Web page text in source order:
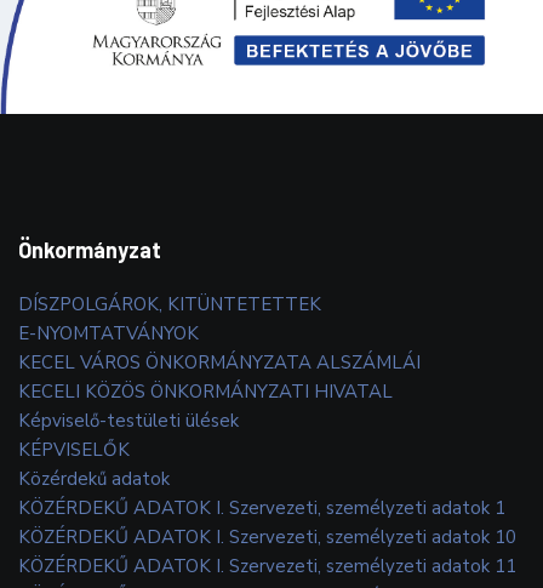
Önkormányzat
DÍSZPOLGÁROK, KITÜNTETETTEK
E-NYOMTATVÁNYOK
KECEL VÁROS ÖNKORMÁNYZATA ALSZÁMLÁI
KECELI KÖZÖS ÖNKORMÁNYZATI HIVATAL
Képviselő-testületi ülések
KÉPVISELŐK
Közérdekű adatok
KÖZÉRDEKŰ ADATOK I. Szervezeti, személyzeti adatok 1
KÖZÉRDEKŰ ADATOK I. Szervezeti, személyzeti adatok 10
KÖZÉRDEKŰ ADATOK I. Szervezeti, személyzeti adatok 11